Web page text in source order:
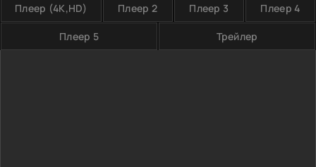
Плеер (4K,HD) Плеер 2 Плеер 3 Плеер 4
Плеер 5 Трейлер